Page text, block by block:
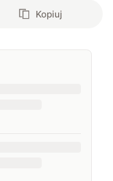
ale nie
gramiKopiuj